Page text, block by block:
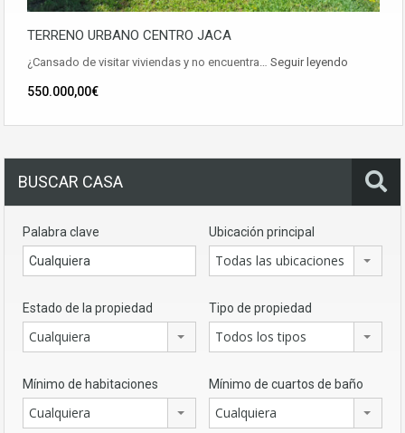
TERRENO URBANO CENTRO JACA
¿Cansado de visitar viviendas y no encuentra… Seguir leyendo
550.000,00€
BUSCAR CASA
Palabra clave Ubicación principal
Todas las ubicaciones
Estado de la propiedad
Cualquiera
Tipo de propiedad
Todos los tipos
Mínimo de habitaciones
Cualquiera
Mínimo de cuartos de baño
Cualquiera